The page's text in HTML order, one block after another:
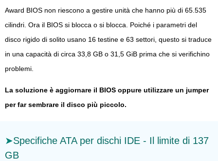
Award BIOS non riescono a gestire unità che hanno più di 65.535
cilindri. Ora il BIOS si blocca o si blocca. Poiché i parametri del
disco rigido di solito usano 16 testine e 63 settori, questo si traduce
in una capacità di circa 33,8 GB o 31,5 GiB prima che si verifichino
problemi.
La soluzione è aggiornare il BIOS oppure utilizzare un jumper
per far sembrare il disco più piccolo.
Specifiche ATA per dischi IDE - Il limite di 137
GB